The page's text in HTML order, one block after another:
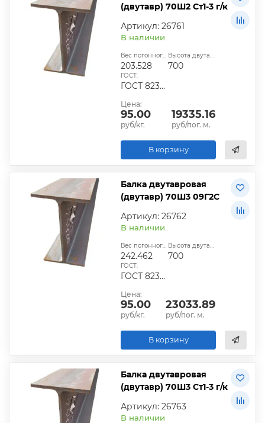
(двутавр) 70Ш2 Ст1-3 г/к
Артикул: 26761
В наличии
Вес погонного метра, кг:
203.528
Высота двутавра:
700
ГОСТ:
ГОСТ 8239-89
Цена:
95.00
руб/кг.
19335.16
руб/пог. м.
В корзину
Балка двутавровая
(двутавр) 70Ш3 09Г2С
Артикул: 26762
В наличии
Вес погонного метра, кг:
242.462
Высота двутавра:
700
ГОСТ:
ГОСТ 8239-89
Цена:
95.00
руб/кг.
23033.89
руб/пог. м.
В корзину
Балка двутавровая
(двутавр) 70Ш3 Ст1-3 г/к
Артикул: 26763
В наличии